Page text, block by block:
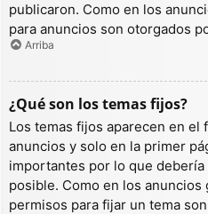
publicaron. Como en los
para anuncios son otorgados
Arriba
¿Qué son los temas fijos?
Los temas fijos aparecen en el
anuncios y solo en la primer
importantes por lo que
posible. Como en los anuncios
permisos para fijar un tema